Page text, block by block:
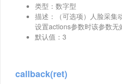
类型：数字型
描述：（可选项）人脸采集
设置actions参数时该参数无
默认值：3
callback(ret)